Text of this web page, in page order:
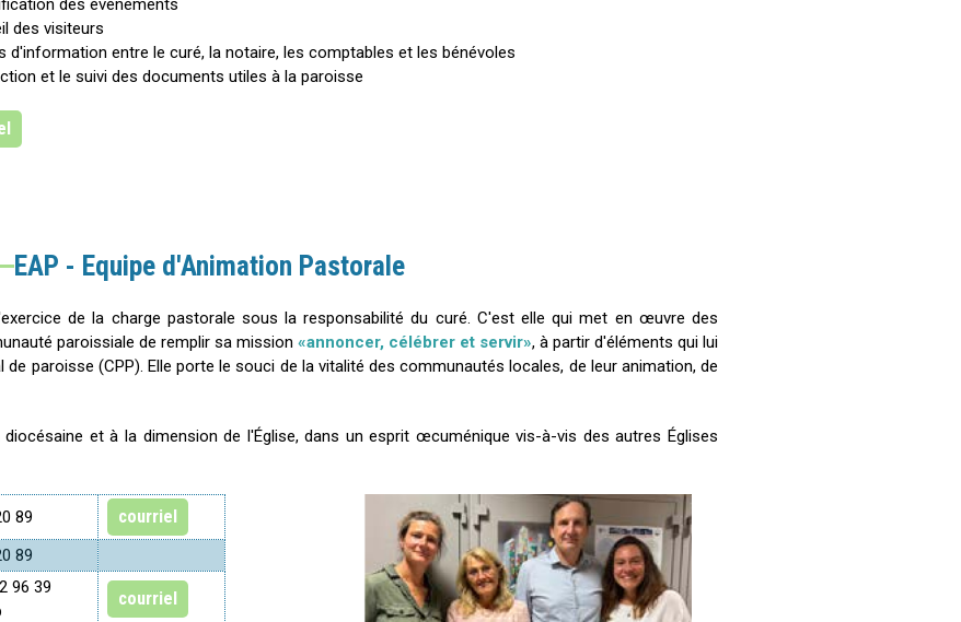
des événements
des visiteurs
d'information entre le curé, la notaire, les comptables et les bénévoles
et le suivi des documents utiles à la paroisse
EAP - Equipe d'Animation Pastorale
de la charge pastorale sous la responsabilité du curé. C'est elle qui met en œuvre des
paroissiale de remplir sa mission «annoncer, célébrer et servir», à partir d'éléments qui lui
paroisse (CPP). Elle porte le souci de la vitalité des communautés locales, de leur animation, de
et à la dimension de l'Église, dans un esprit œcuménique vis-à-vis des autres Églises
89 courriel
89
96 39
courriel